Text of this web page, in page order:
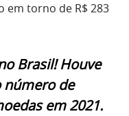
em torno de R$ 283
Brasil! Houve
número de
em 2021.